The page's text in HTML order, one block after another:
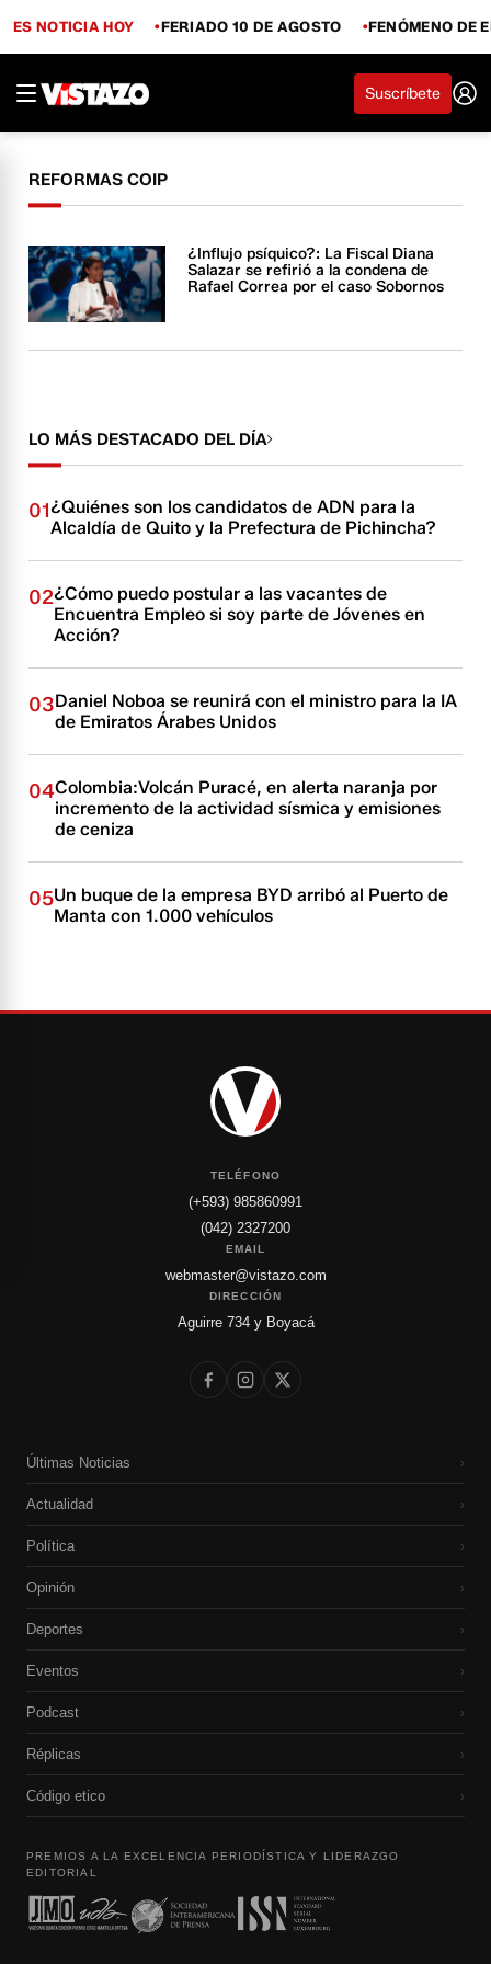
ES NOTICIA HOY FERIADO 10 DE AGOSTO FENÓMENO DE
Suscríbete
REFORMAS COIP
¿Influjo psíquico?: La Fiscal Diana
Salazar se refirió a la condena de
Rafael Correa por el caso Sobornos
LO MÁS DESTACADO DEL DÍA
01¿Quiénes son los candidatos de ADN para la
Alcaldía de Quito y la Prefectura de Pichincha?
02¿Cómo puedo postular a las vacantes de
Encuentra Empleo si soy parte de Jóvenes en
Acción?
03Daniel Noboa se reunirá con el ministro para la IA
de Emiratos Árabes Unidos
04Colombia:Volcán Puracé, en alerta naranja por
incremento de la actividad sísmica y emisiones
de ceniza
05Un buque de la empresa BYD arribó al Puerto de
Manta con 1.000 vehículos
TELÉFONO
(+593) 985860991
(042) 2327200
EMAIL
webmaster@vistazo.com
DIRECCIÓN
Aguirre 734 y Boyacá
Últimas Noticias ›
Actualidad ›
Política ›
Opinión ›
Deportes ›
Eventos ›
Podcast ›
Réplicas ›
Código etico ›
PREMIOS A LA EXCELENCIA PERIODÍSTICA Y LIDERAZGO
EDITORIAL